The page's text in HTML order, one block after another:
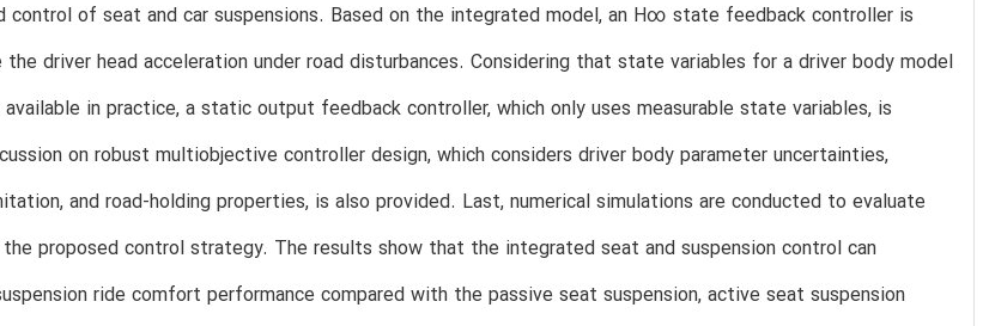
control of seat and car suspensions. Based on the integrated model, an H∞ state feedback controller is
driver head acceleration under road disturbances. Considering that state variables for a driver body model
in practice, a static output feedback controller, which only uses measurable state variables, is
on robust multiobjective controller design, which considers driver body parameter uncertainties,
and road-holding properties, is also provided. Last, numerical simulations are conducted to evaluate
proposed control strategy. The results show that the integrated seat and suspension control can
ride comfort performance compared with the passive seat suspension, active seat suspension